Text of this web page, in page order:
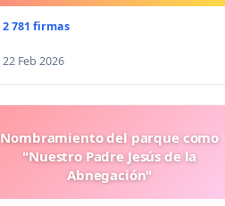
2 781 firmas
22 Feb 2026
Nombramiento del parque como
"Nuestro Padre Jesús de la
Abnegación"